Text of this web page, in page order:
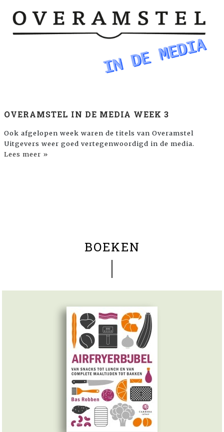
OVERAMSTEL IN DE MEDIA WEEK 3
Ook afgelopen week waren de titels van Overamstel
Uitgevers weer goed vertegenwoordigd in de media.
Lees meer »
BOEKEN